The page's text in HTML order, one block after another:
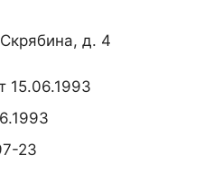
д. 4
15.06.1993
23